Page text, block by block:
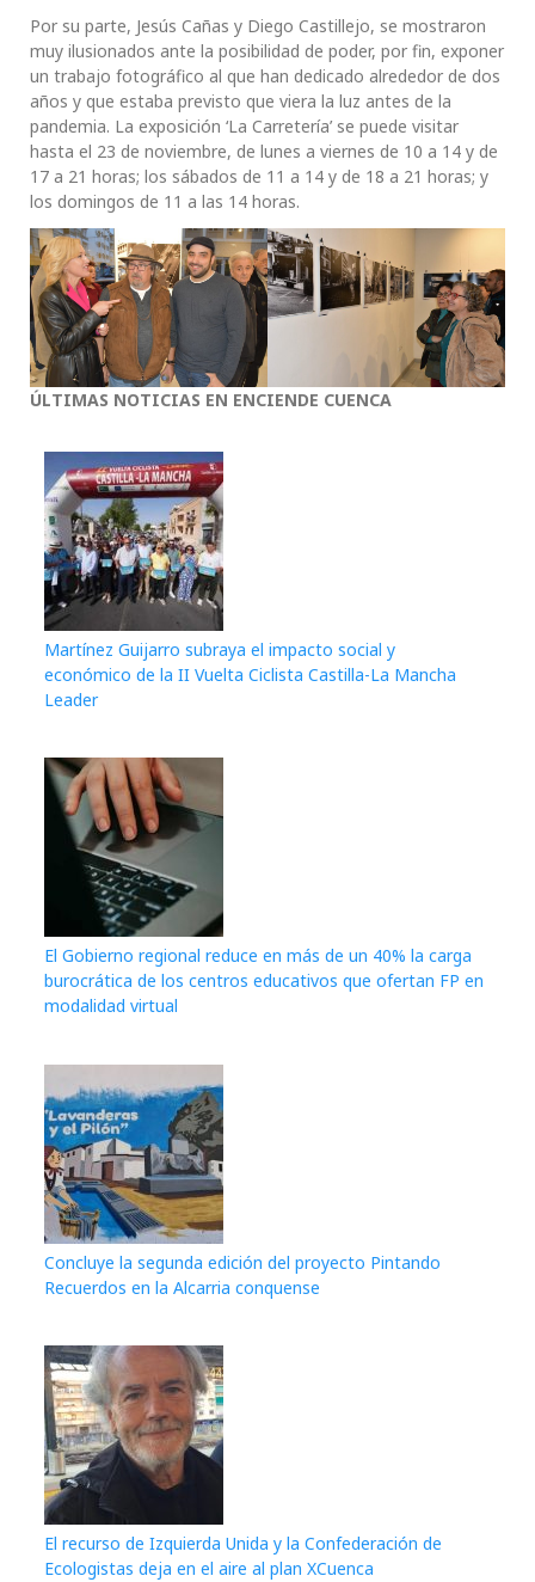
Por su parte, Jesús Cañas y Diego Castillejo, se mostraron
muy ilusionados ante la posibilidad de poder, por fin, exponer
un trabajo fotográfico al que han dedicado alrededor de dos
años y que estaba previsto que viera la luz antes de la
pandemia. La exposición ‘La Carretería’ se puede visitar
hasta el 23 de noviembre, de lunes a viernes de 10 a 14 y de
17 a 21 horas; los sábados de 11 a 14 y de 18 a 21 horas; y
los domingos de 11 a las 14 horas.
ÚLTIMAS NOTICIAS EN ENCIENDE CUENCA
Martínez Guijarro subraya el impacto social y
económico de la II Vuelta Ciclista Castilla-La Mancha
Leader
El Gobierno regional reduce en más de un 40% la carga
burocrática de los centros educativos que ofertan FP en
modalidad virtual
Concluye la segunda edición del proyecto Pintando
Recuerdos en la Alcarria conquense
El recurso de Izquierda Unida y la Confederación de
Ecologistas deja en el aire al plan XCuenca